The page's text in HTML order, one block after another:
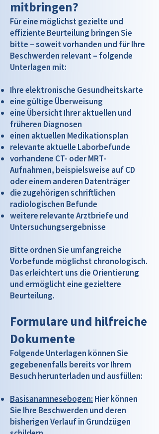
mitbringen?
Für eine möglichst gezielte und
effiziente Beurteilung bringen Sie
bitte – soweit vorhanden und für Ihre
Beschwerden relevant – folgende
Unterlagen mit:
Ihre elektronische Gesundheitskarte
eine gültige Überweisung
eine Übersicht Ihrer aktuellen und
früheren Diagnosen
einen aktuellen Medikationsplan
relevante aktuelle Laborbefunde
vorhandene CT- oder MRT-
Aufnahmen, beispielsweise auf CD
oder einem anderen Datenträger
die zugehörigen schriftlichen
radiologischen Befunde
weitere relevante Arztbriefe und
Untersuchungsergebnisse
Bitte ordnen Sie umfangreiche
Vorbefunde möglichst chronologisch.
Das erleichtert uns die Orientierung
und ermöglicht eine gezieltere
Beurteilung.
Formulare und hilfreiche
Dokumente
Folgende Unterlagen können Sie
gegebenenfalls bereits vor Ihrem
Besuch herunterladen und ausfüllen:
Basisanamnesebogen: Hier können
Sie Ihre Beschwerden und deren
bisherigen Verlauf in Grundzügen